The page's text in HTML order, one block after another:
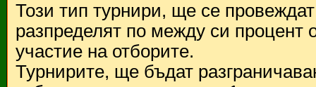
Този тип турнири, ще се
разпределят по между си процент
участие на отборите.
Турнирите, ще бъдат